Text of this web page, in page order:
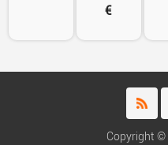
€
Copyright ©